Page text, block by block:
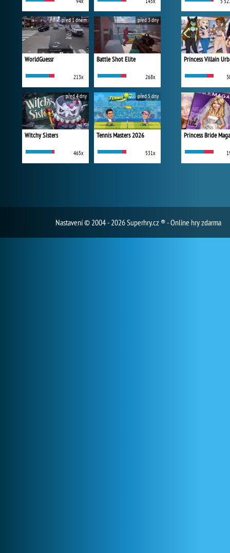
WorldGuessr
213x
před 1 dnem
Battle Shot Elite
268x
před 3 dny
Witchy Sisters
465x
před 4 dny
Tennis Masters 2026
531x
před 5 dny
Princess Bride
Nastavení© 2004 - 2026 Superhry.cz ® - Online hry zdarma